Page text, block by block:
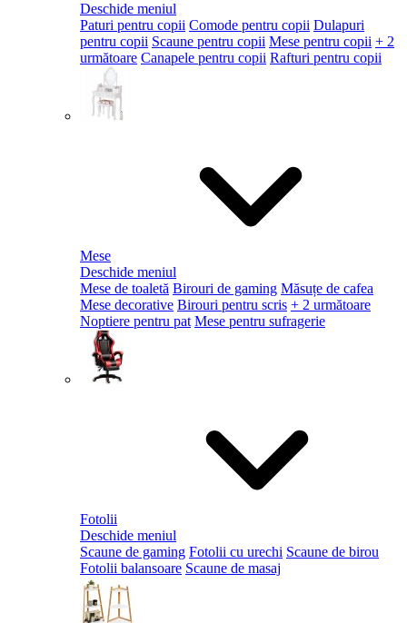
Deschide meniul
Paturi pentru copii Comode pentru copii Dulapuri
pentru copii Scaune pentru copii Mese pentru copii + 2
următoare Canapele pentru copii Rafturi pentru copii
Mese
Deschide meniul
Mese de toaletă Birouri de gaming Măsuțe de cafea
Mese decorative Birouri pentru scris + 2 următoare
Noptiere pentru pat Mese pentru sufragerie
Fotolii
Deschide meniul
Scaune de gaming Fotolii cu urechi Scaune de birou
Fotolii balansoare Scaune de masaj